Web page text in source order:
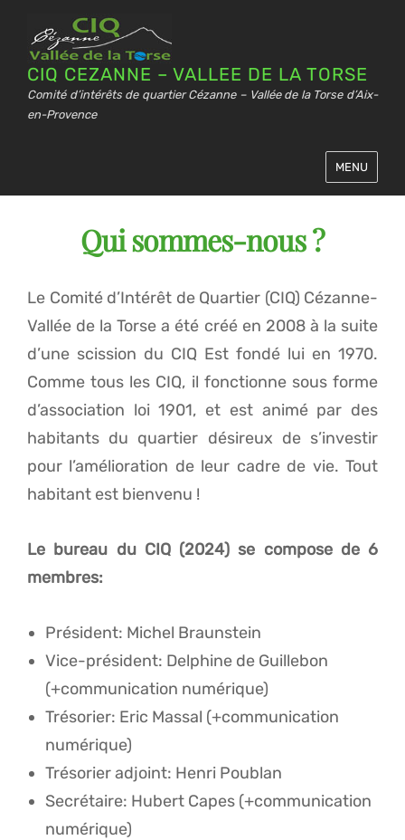
CIQ CEZANNE – VALLEE DE LA TORSE
Comité d’intérêts de quartier Cézanne – Vallée de la Torse d’Aix-
en-Provence
MENU
Qui sommes-nous ?
Le Comité d’Intérêt de Quartier (CIQ) Cézanne-
Vallée de la Torse a été créé en 2008 à la suite
d’une scission du CIQ Est fondé lui en 1970.
Comme tous les CIQ, il fonctionne sous forme
d’association loi 1901, et est animé par des
habitants du quartier désireux de s’investir
pour l’amélioration de leur cadre de vie. Tout
habitant est bienvenu !
Le bureau du CIQ (2024) se compose de 6
membres:
Président: Michel Braunstein
Vice-président: Delphine de Guillebon
(+communication numérique)
Trésorier: Eric Massal (+communication
numérique)
Trésorier adjoint: Henri Poublan
Secrétaire: Hubert Capes (+communication
numérique)